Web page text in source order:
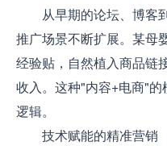
从早期的论坛、博客
推广场景不断扩展。某母
经验贴，自然植入商品链
收入。这种"内容+电商"
逻辑。
技术赋能的精准营销